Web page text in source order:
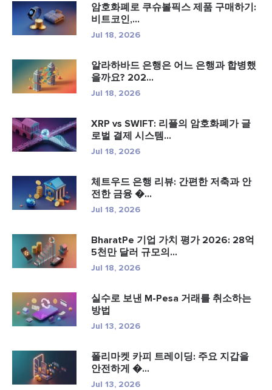
암호화폐로 쿠슈볼픽스 제품 구매하기:
비트코인,...
Jul 18, 2026
알라하바드 은행은 어느 은행과 합병했
을까요? 202...
Jul 18, 2026
XRP vs SWIFT: 리플의 암호화폐가 글
로벌 결제 시스템...
Jul 18, 2026
체트우드 은행 리뷰: 간편한 저축과 안
전한 금융 �...
Jul 18, 2026
BharatPe 기업 가치 평가 2026: 28억
5천만 달러 규모의...
Jul 18, 2026
실수로 보낸 M-Pesa 거래를 취소하는
방법
Jul 13, 2026
폴리마켓 카피 트레이딩: 주요 지갑을
안전하게 �...
Jul 13, 2026